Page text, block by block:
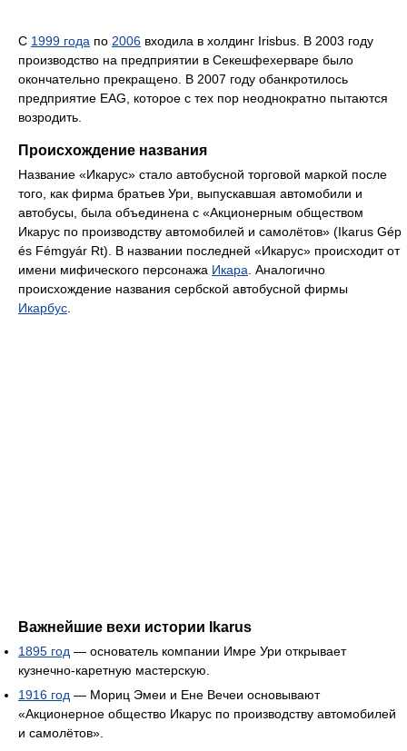
С 1999 года по 2006 входила в холдинг Irisbus. В 2003 году
производство на предприятии в Секешфехерваре было
окончательно прекращено. В 2007 году обанкротилось
предприятие EAG, которое с тех пор неоднократно пытаются
возродить.
Происхождение названия
Название «Икарус» стало автобусной торговой маркой после
того, как фирма братьев Ури, выпускавшая автомобили и
автобусы, была объединена с «Акционерным обществом
Икарус по производству автомобилей и самолётов» (Ikarus Gép
és Fémgyár Rt). В названии последней «Икарус» происходит от
имени мифического персонажа Икара . Аналогично
происхождение названия сербской автобусной фирмы
Икарбус
Важнейшие вехи истории Ikarus
1895 год — основатель компании Имре Ури открывает
кузнечно-каретную мастерскую.
1916 год — Мориц Эмеи и Ене Вечеи основывают
«Акционерное общество Икарус по производству автомобилей
и самолётов».